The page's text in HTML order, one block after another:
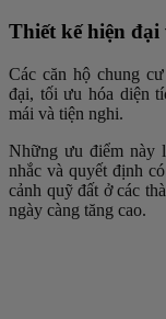
Thiết kế hiện
Các căn hộ chung
đại, tối ưu hóa diện
mái và tiện nghi.
Những ưu điểm này
nhắc và quyết định
cảnh quỹ đất ở các
ngày càng tăng cao.